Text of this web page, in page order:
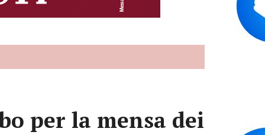
per la mensa dei